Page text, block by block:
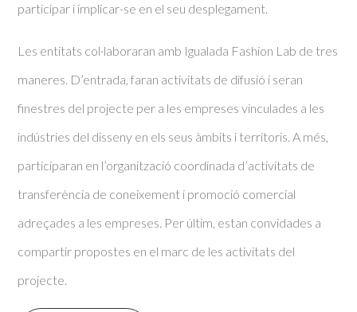
participar i implicar-se en el seu desplegament.
Les entitats col·laboraran amb Igualada Fashion Lab de tres
maneres. D’entrada, faran activitats de difusió i seran
finestres del projecte per a les empreses vinculades a les
indústries del disseny en els seus àmbits i territoris. A més,
participaran en l’organització coordinada d’activitats de
transferència de coneixement i promoció comercial
adreçades a les empreses. Per últim, estan convidades a
compartir propostes en el marc de les activitats del
projecte.